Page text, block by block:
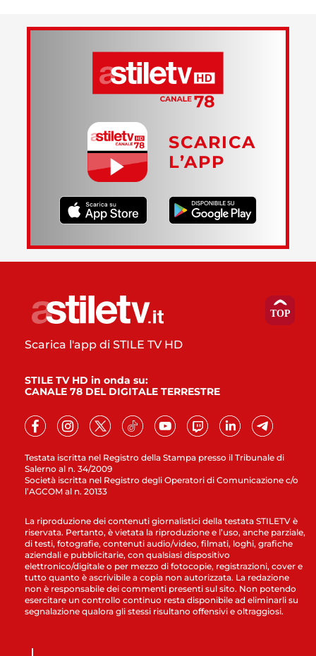
SCARICA
L’APP
Testata iscritta nel Registro della Stampa presso il Tribunale di
Salerno al n. 34/2009
Società iscritta nel Registro degli Operatori di Comunicazione c/o
l’AGCOM al n. 20133
Scarica l'app di STILE TV HD
STILE TV HD in onda su:
CANALE 78 DEL DIGITALE TERRESTRE
La riproduzione dei contenuti giornalistici della testata STILETV è
riservata. Pertanto, è vietata la riproduzione e l’uso, anche parziale,
di testi, fotografie, contenuti audio/video, filmati, loghi, grafiche
aziendali e pubblicitarie, con qualsiasi dispositivo
elettronico/digitale o per mezzo di fotocopie, registrazioni, cover e
tutto quanto è ascrivibile a copia non autorizzata. La redazione
non è responsabile dei commenti presenti sul sito. Non potendo
esercitare un controllo continuo resta disponibile ad eliminarli su
segnalazione qualora gli stessi risultano offensivi e oltraggiosi.